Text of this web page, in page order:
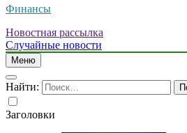
Финансы
Новостная рассылка
Случайные новости
Меню
Найти:
Заголовки